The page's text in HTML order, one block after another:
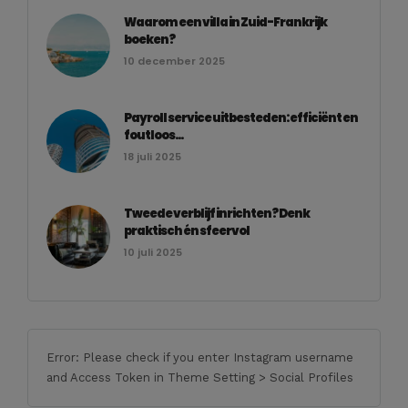
Waarom een villa in Zuid-Frankrijk
boeken?
10 december 2025
Payroll service uitbesteden: efficiënt en
foutloos...
18 juli 2025
Tweede verblijf inrichten? Denk
praktisch én sfeervol
10 juli 2025
Error: Please check if you enter Instagram username
and Access Token in Theme Setting > Social Profiles